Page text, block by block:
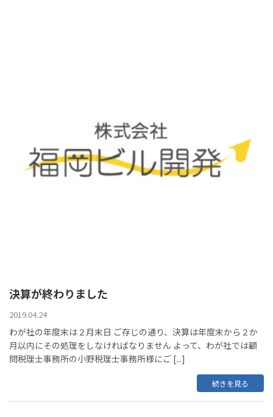
決算が終わりました
2019.04.24
わが社の年度末は２月末日 ご存じの通り、決算は年度末から２か
月以内にその処理をしなければなりません よって、わが社では顧
問税理士事務所の小野税理士事務所様にご [...]
続きを見る